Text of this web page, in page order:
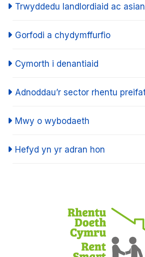
Trwyddedu landlordiaid ac
Gorfodi a chydymffurfio
Cymorth i denantiaid
Adnoddau’r sector rhentu
Mwy o wybodaeth
Hefyd yn yr adran hon